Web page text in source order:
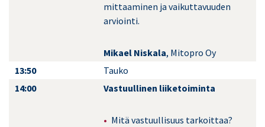
mittaaminen ja vaikuttavuuden
arviointi.
Mikael Niskala, Mitopro Oy
13:50
Tauko
14:00
Vastuullinen liiketoiminta
Mitä vastuullisuus tarkoittaa?